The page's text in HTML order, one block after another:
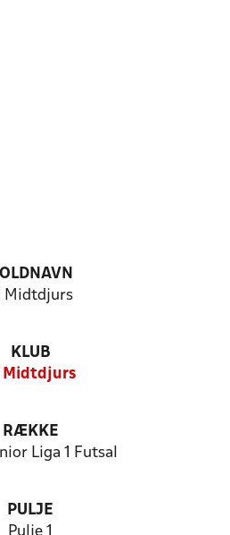
Midtdjurs
KLUB
Midtdjurs
RÆKKE
Liga 1 Futsal
PULJE
Pulje 1